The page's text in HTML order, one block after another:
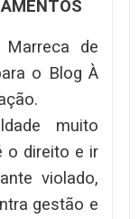
de
o Blog À
muito
o direito e ir
violado,
gestão e